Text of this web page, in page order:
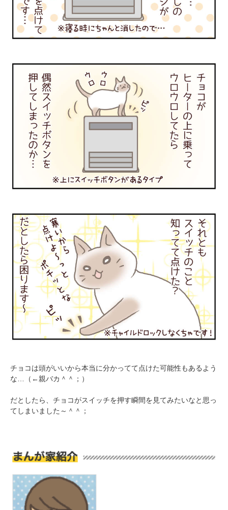
チョコは頭がいいから本当に分かってて点けた可能性もあるよう
な…（←親バカ＾＾；）
だとしたら、チョコがスイッチを押す瞬間を見てみたいなと思っ
てしまいました～＾＾；
閉じる
pecodogs
いぬ部をフォロー
pecocats
ねこ部をフォロー
PECOアプリをダウンロード済みの方